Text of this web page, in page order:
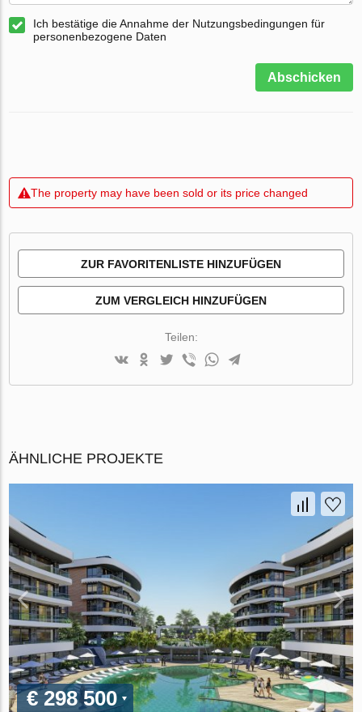
Ich bestätige die Annahme der Nutzungsbedingungen für
personenbezogene Daten
Abschicken
The property may have been sold or its price changed
ZUR FAVORITENLISTE HINZUFÜGEN
ZUM VERGLEICH HINZUFÜGEN
Teilen:
ÄHNLICHE PROJEKTE
€ 298 500